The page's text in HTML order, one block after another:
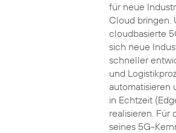
für neue
Cloud bringen.
cloudbasierte
sich neue
schneller
und
automatisieren
in Echtzeit
realisieren. Für
seines 5G-